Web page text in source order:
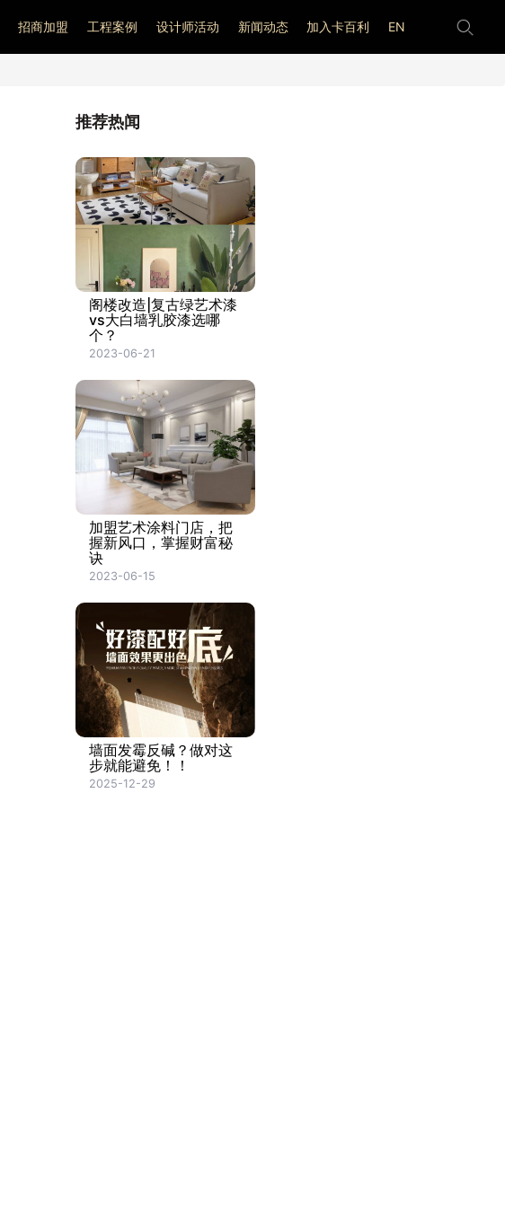
招商加盟 工程案例 设计师活动 新闻动态 加入卡百利 EN
推荐热闻
阁楼改造|复古绿艺术漆
vs大白墙乳胶漆选哪
个？
2023-06-21
加盟艺术涂料门店，把
握新风口，掌握财富秘
诀
2023-06-15
墙面发霉反碱？做对这
步就能避免！！
2025-12-29